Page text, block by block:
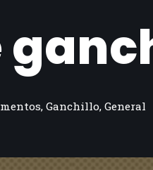
, Ganchillo, General